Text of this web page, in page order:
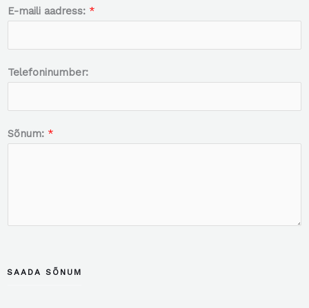
E-maili aadress: *
Telefoninumber:
Sõnum: *
SAADA SÕNUM